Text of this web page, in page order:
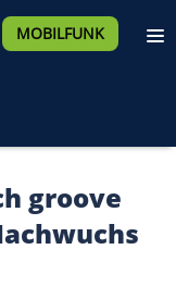
MOBILFUNK
groove